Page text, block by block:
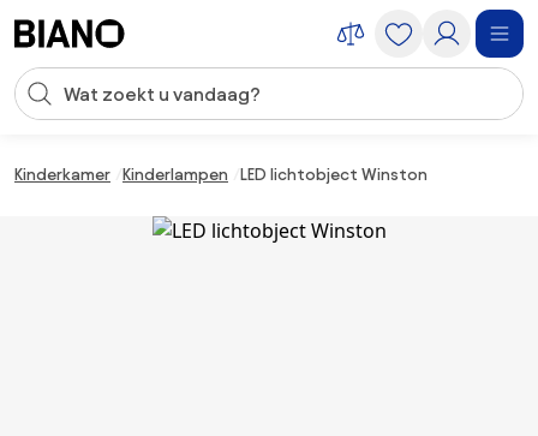
Zoekopdracht invoeren
Kinderkamer Kinderlampen LED lichtobject Winston